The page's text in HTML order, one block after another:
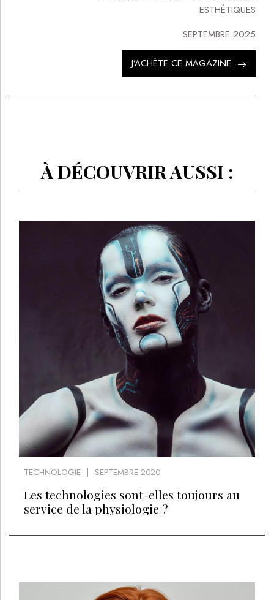
ESTHÉTIQUES
SEPTEMBRE 2025
J’ACHÈTE CE MAGAZINE
À DÉCOUVRIR AUSSI :
TECHNOLOGIE SEPTEMBRE 2020
Les technologies sont-elles toujours au
service de la physiologie ?